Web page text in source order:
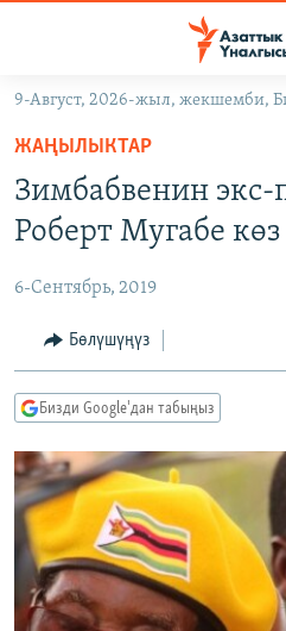
Навигацияга
өтүңүз
Издөөгө
салыңыз
КЫРГЫЗСТАН
КЫРГЫЗСТАН
ЭКОНОМИКА
МАДАНИЯТ
ДҮЙНӨ
БОРБОР АЗИЯ
УКРАИНА
АТАЙЫН ИЛИКТӨӨ
ТВ ПРОГРАММАЛАР
ЭКСПЕРТТЕР ТАЛДАЙТ
БИЗ ЖАНА ДҮЙНӨ
ДАНИСТЕ
ЭЖЕ-СИҢДИЛЕР
АЗАТТЫК+
ӨЗГӨЧӨ ПИКИР
Русский
ОНЛАЙН ШЕРИНЕ
9-Август, 2026-жыл, жекшемби,
ЖАҢЫЛЫКТАР
Зимбабвенин экс-
Роберт Мугабе
6-Сентябрь, 2019
Бөлүшүңүз
Бизди Google'дан табыңыз